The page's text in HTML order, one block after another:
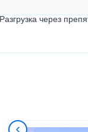
Разгрузка через